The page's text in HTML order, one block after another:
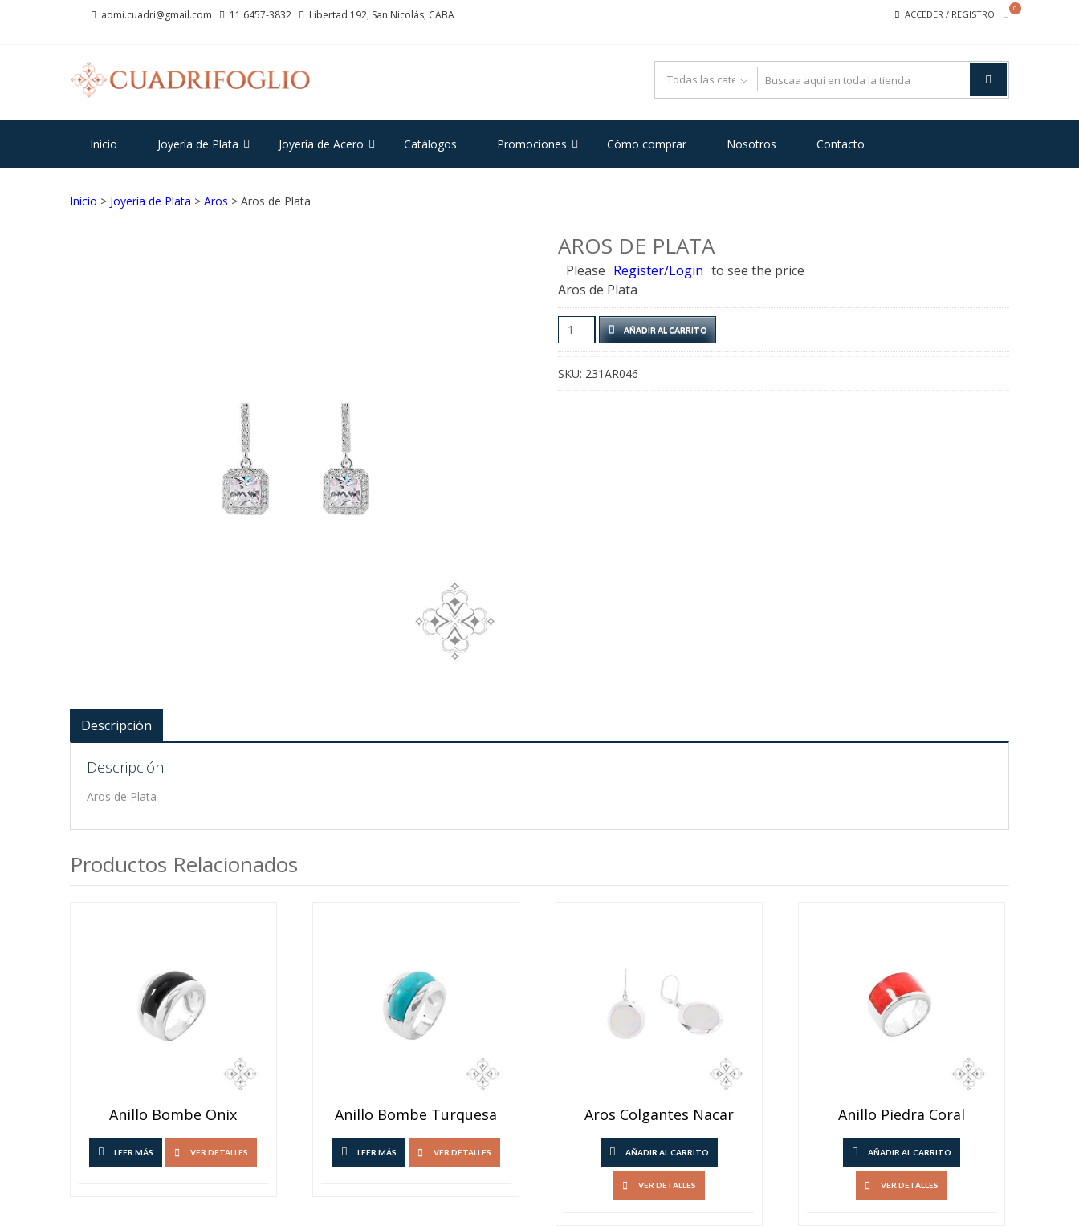
admi.cuadri@gmail.com 11 6457-3832 Libertad 192, San Nicolás, CABA ACCEDER / REGISTRO
0
Inicio Joyería de Plata Joyería de Acero Catálogos Promociones Cómo comprar Nosotros Contacto
Inicio > Joyería de Plata > Aros > Aros de Plata
AROS DE PLATA
Please Register/Login to see the price
Aros de Plata
Aros
de
cantidad
AÑADIR AL CARRITO
SKU: 231AR046
Descripción
Descripción
Aros de Plata
Productos Relacionados
Anillo Bombe Onix
LEER MÁS VER DETALLES
Anillo Bombe Turquesa
LEER MÁS VER DETALLES
Aros Colgantes Nacar
AÑADIR AL CARRITO
VER DETALLES
Anillo Piedra Coral
AÑADIR AL CARRITO
VER DETALLES